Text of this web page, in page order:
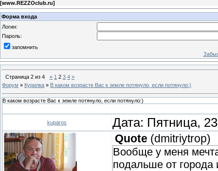
[www.REZZOclub.ru]
Форма входа
Логин:
Пароль:
запомнить
Страница 2 из 4 « 1 2 3 4 »
Форум » Курилка » В каком возрасте Вас к земле потянуло, если потянуло:)
В каком возрасте Вас к земле потянуло, если потянуло:)
kuparos Дата: Пятница,
Quote (dmitriytrop)
Вообще у меня
подальше от города